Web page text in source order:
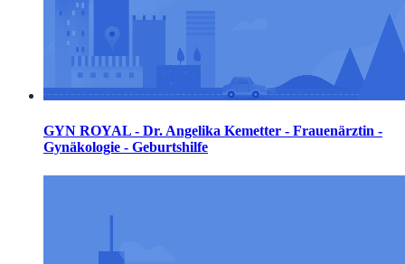
GYN ROYAL - Dr. Angelika Kemetter - Frauenärztin -
Gynäkologie - Geburtshilfe